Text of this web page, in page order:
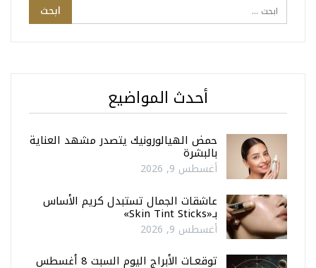
أحدث المواضيع
حمض الهيالورونيك يتصدر مشهد العناية
بالبشرة
أغسطس 9, 2026
عاشقات الجمال تستبدل كريم الأساس
بـ«Skin Tint Sticks»
أغسطس 9, 2026
توقعـات الأبراج اليوم السبت 8 أغسطس